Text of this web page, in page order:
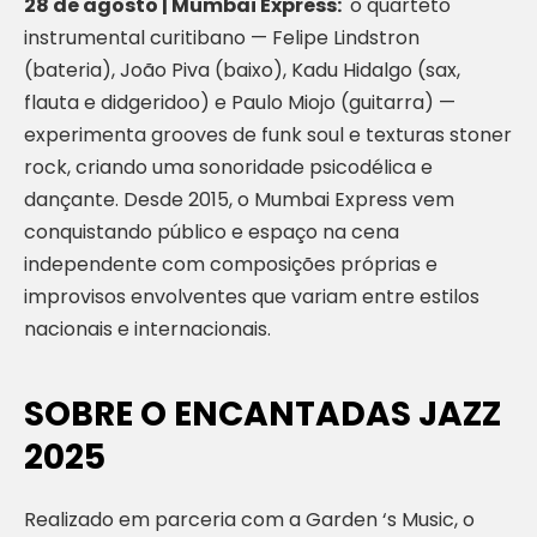
instrumental curitibano — Felipe Lindstron
(bateria), João Piva (baixo), Kadu Hidalgo (sax,
flauta e didgeridoo) e Paulo Miojo (guitarra) —
experimenta grooves de funk soul e texturas stoner
rock, criando uma sonoridade psicodélica e
dançante. Desde 2015, o Mumbai Express vem
conquistando público e espaço na cena
independente com composições próprias e
improvisos envolventes que variam entre estilos
nacionais e internacionais.
SOBRE O ENCANTADAS JAZZ
2025
Realizado em parceria com a Garden ‘s Music, o